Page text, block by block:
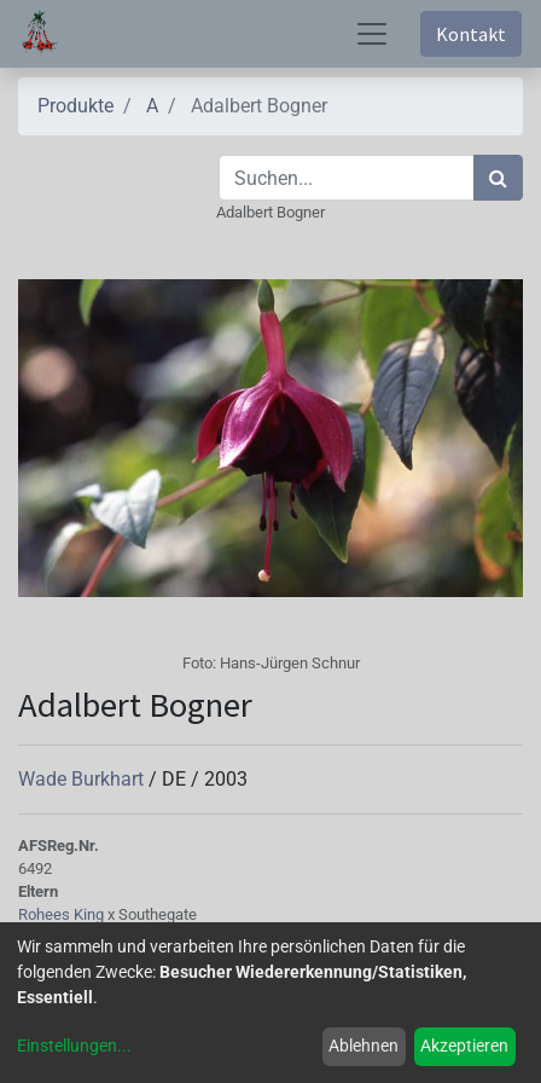
Kontakt
Produkte A Adalbert Bogner
Adalbert Bogner
Foto: Hans-Jürgen Schnur
Adalbert Bogner
Wade Burkhart / DE / 2003
AFSReg.Nr.
6492
Eltern
Rohees King x Southegate
Kinder
Heidelinde
Tubus
dünn, mittellang, rot 61B
dkl. rot-purpur 61A, liegen auf der Korolle, verblühen 60A weinrot
Wir sammeln und verarbeiten Ihre persönlichen Daten für die
folgenden Zwecke: Besucher Wiedererkennung/Statistiken,
Essentiell .
Einstellungen... Ablehnen Akzeptieren